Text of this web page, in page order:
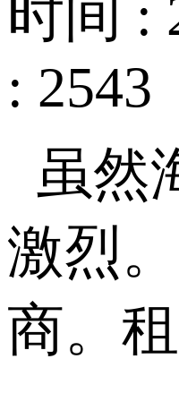
时间 :
: 2543
虽然
激烈
商。